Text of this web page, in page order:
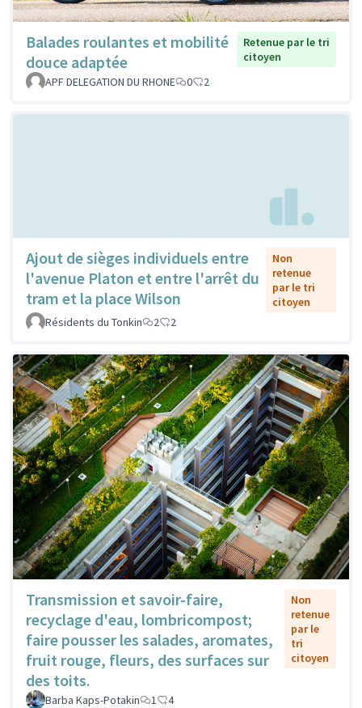
Balades roulantes et mobilité
douce adaptée
Retenue par le tri
citoyen
APF DELEGATION DU RHONE
0 2
Ajout de sièges individuels entre
l'avenue Platon et entre l'arrêt du
tram et la place Wilson
Non
retenue
par le tri
citoyen
Résidents du Tonkin
2 2
Transmission et savoir-faire,
recyclage d'eau, lombricompost;
faire pousser les salades, aromates,
fruit rouge, fleurs, des surfaces sur
des toits.
Non
retenue
par le
tri
citoyen
Barba Kaps-Potakin 1 4